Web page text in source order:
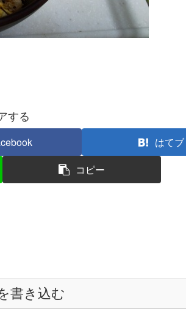
する
はてブ
コピー
書き込む